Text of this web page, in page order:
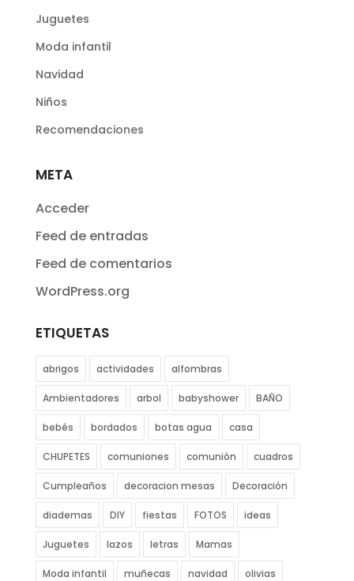
Juguetes
Moda infantil
Navidad
Niños
Recomendaciones
META
Acceder
Feed de entradas
Feed de comentarios
WordPress.org
ETIQUETAS
abrigos actividades alfombras
Ambientadores arbol babyshower BAÑO
bebés bordados botas agua casa
CHUPETES comuniones comunión cuadros
Cumpleaños decoracion mesas Decoración
diademas DIY fiestas FOTOS ideas
Juguetes lazos letras Mamas
Moda infantil muñecas navidad olivias